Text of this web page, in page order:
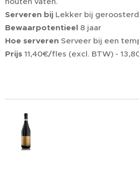
Serveren bij Lekker bij
Bewaarpotentieel 8 jaar
Hoe serveren Serveer bij een
Prijs 11,40€/fles (excl. BTW) -